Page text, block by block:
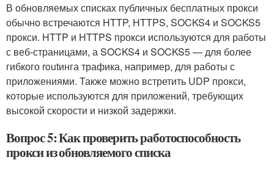
В обновляемых списках публичных бесплатных прокси
обычно встречаются HTTP, HTTPS, SOCKS4 и SOCKS5
прокси. HTTP и HTTPS прокси используются для работы
с веб-страницами, а SOCKS4 и SOCKS5 — для более
гибкого routинга трафика, например, для работы с
приложениями. Также можно встретить UDP прокси,
которые используются для приложений, требующих
высокой скорости и низкой задержки.
Вопрос 5: Как проверить работоспособность
прокси из обновляемого списка